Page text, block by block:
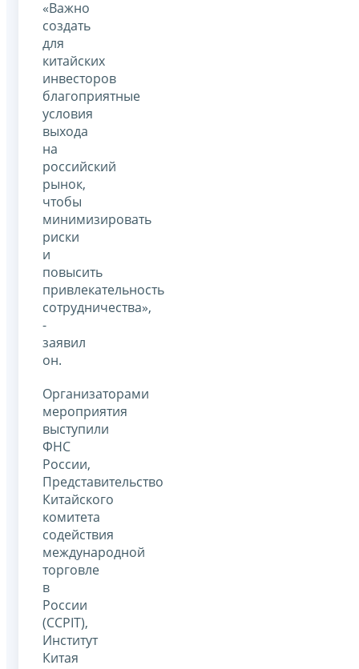
«Важно
создать
для
китайских
инвесторов
благоприятные
условия
выхода
на
российский
рынок,
чтобы
минимизировать
риски
и
повысить
привлекательность
сотрудничества»,
-
заявил
он.
Организаторами
мероприятия
выступили
ФНС
России,
Представительство
Китайского
комитета
содействия
международной
торговле
в
России
(CCPIT),
Институт
Китая